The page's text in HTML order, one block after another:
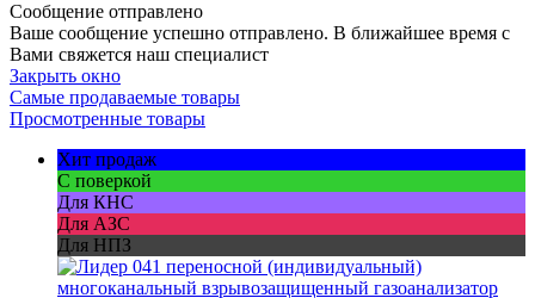
Сообщение отправлено
Ваше сообщение успешно отправлено. В ближайшее время с
Вами свяжется наш специалист
Закрыть окно
Самые продаваемые товары
Просмотренные товары
Хит продаж
С поверкой
Для КНС
Для АЗС
Для НПЗ